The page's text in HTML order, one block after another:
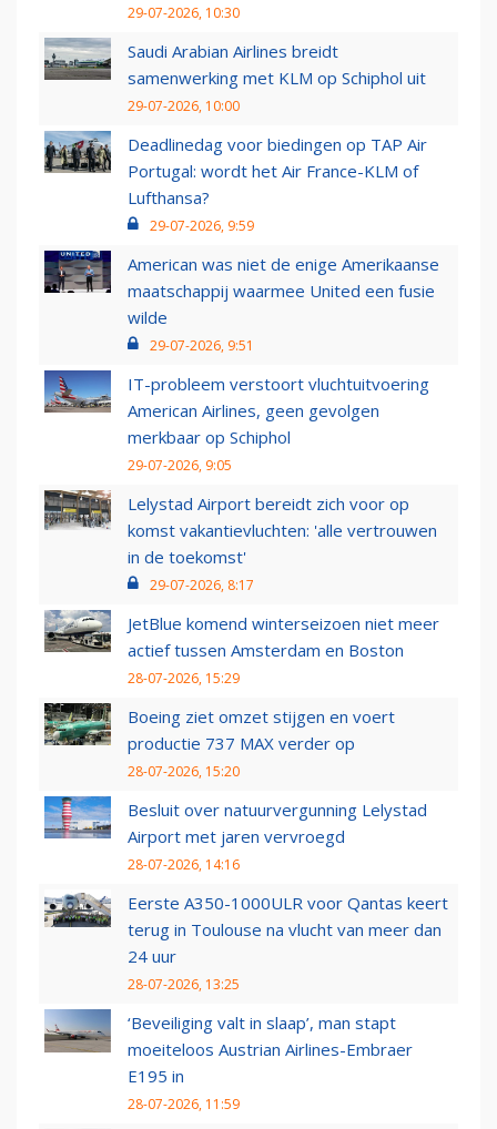
29-07-2026, 10:30
Saudi Arabian Airlines breidt
samenwerking met KLM op Schiphol uit
29-07-2026, 10:00
Deadlinedag voor biedingen op TAP Air
Portugal: wordt het Air France-KLM of
Lufthansa?
29-07-2026, 9:59
American was niet de enige Amerikaanse
maatschappij waarmee United een fusie
wilde
29-07-2026, 9:51
IT-probleem verstoort vluchtuitvoering
American Airlines, geen gevolgen
merkbaar op Schiphol
29-07-2026, 9:05
Lelystad Airport bereidt zich voor op
komst vakantievluchten: 'alle vertrouwen
in de toekomst'
29-07-2026, 8:17
JetBlue komend winterseizoen niet meer
actief tussen Amsterdam en Boston
28-07-2026, 15:29
Boeing ziet omzet stijgen en voert
productie 737 MAX verder op
28-07-2026, 15:20
Besluit over natuurvergunning Lelystad
Airport met jaren vervroegd
28-07-2026, 14:16
Eerste A350-1000ULR voor Qantas keert
terug in Toulouse na vlucht van meer dan
24 uur
28-07-2026, 13:25
‘Beveiliging valt in slaap’, man stapt
moeiteloos Austrian Airlines-Embraer
E195 in
28-07-2026, 11:59